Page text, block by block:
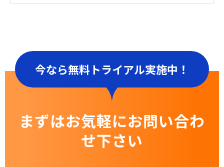
今なら無料トライアル実施中！
まずはお気軽にお問い合わ
せ下さい